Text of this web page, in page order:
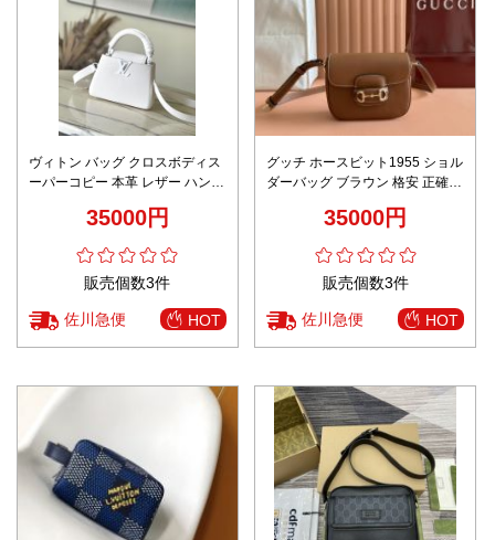
ヴィトン バッグ クロスボディス
ーパーコピー 本革 レザー ハンド
35000円
販売個数3件
佐川急便 HOT
グッチ ホースビット1955 ショル
ダーバッグ ブラウン 格安 正確な
サイト 即納対応 限定入荷
35000円
販売個数3件
佐川急便 HOT